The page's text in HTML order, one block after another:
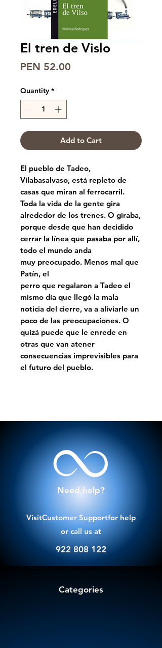
El tren de Vislo
PEN 52.00
Quantity *
Add to Cart
El pueblo de Tadeo,
Vilabasalvaso, está repleto de
casas que miran al ferrocarril.
Toda la vida de la gente gira
alrededor de los trenes. O giraba,
porque desde que han decidido
cerrar la línea que pasaba por allí,
todo el mundo anda
muy preocupado. Menos mal que
Patín, el
perro que regalaron a Tadeo el
mismo día que llegó la mala
noticia del cierre, va a aliviarle un
poco de las preocupaciones. O
quizá puede que le enrede en
otras que van atener
consecuencias imprevisibles para
el futuro del pueblo.
Need help?
VisitCustomer Supportfor help
or call us at
922 808 122
Categories